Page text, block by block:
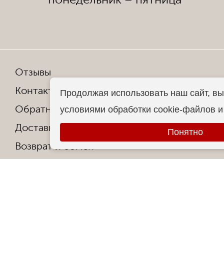
Отзывы
Контакты
Обратная связь
Доставка и оплата
Возврат и обмен
Продолжая использовать наш сайт,
условиями обработки cookie-файлов
Понятно